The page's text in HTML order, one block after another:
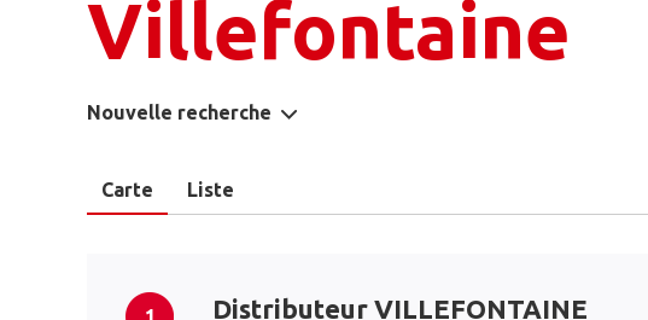
Villefontaine
Nouvelle recherche
Carte Liste
Distributeur VILLEFONTAINE